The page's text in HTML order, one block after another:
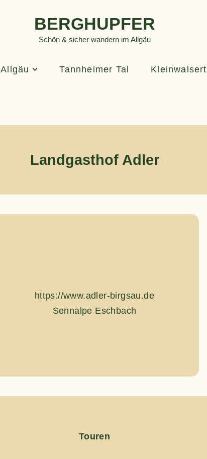
BERGHUPFER
Schön & sicher wandern im Allgäu
Allgäu Tannheimer Tal
Landgasthof Adler
https://www.adler-birgsau.de
Sennalpe Eschbach
Touren